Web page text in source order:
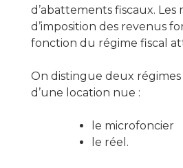
d’abattements fiscaux. Les
d’imposition des revenus
fonction du régime fiscal
On distingue deux régimes
d’une location nue :
le microfoncier
le réel.